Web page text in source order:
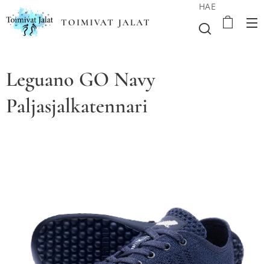
TOIMIVAT JALAT
HAE
Leguano GO Navy
Paljasjalkatennari